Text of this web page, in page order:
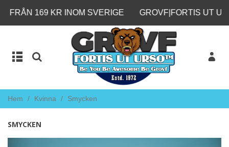
169 KR INOM SVERIGE GROVF|FORTIS UT URSO™
Hem / Kvinna / Smycken
SMYCKEN